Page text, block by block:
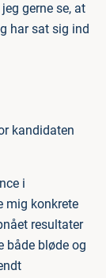
gerne se, at
har sat sig ind
kandidaten
i
mig konkrete
resultater
både bløde og